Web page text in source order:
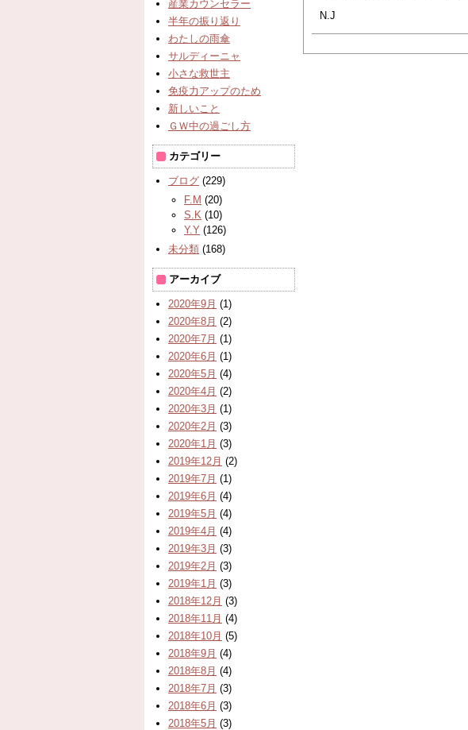
N.J
産業カウンセラー
半年の振り返り
わたしの雨傘
サルディーニャ
小さな救世主
免疫力アップのため
新しいこと
ＧＷ中の過ごし方
カテゴリー
ブログ (229)
F.M (20)
S.K (10)
Y.Y (126)
未分類 (168)
アーカイブ
2020年9月 (1)
2020年8月 (2)
2020年7月 (1)
2020年6月 (1)
2020年5月 (4)
2020年4月 (2)
2020年3月 (1)
2020年2月 (3)
2020年1月 (3)
2019年12月 (2)
2019年7月 (1)
2019年6月 (4)
2019年5月 (4)
2019年4月 (4)
2019年3月 (3)
2019年2月 (3)
2019年1月 (3)
2018年12月 (3)
2018年11月 (4)
2018年10月 (5)
2018年9月 (4)
2018年8月 (4)
2018年7月 (3)
2018年6月 (3)
2018年5月 (3)